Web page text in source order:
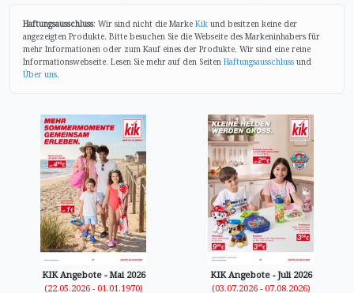
Haftungsausschluss: Wir sind nicht die Marke Kik und besitzen keine der
angezeigten Produkte. Bitte besuchen Sie die Webseite des Markeninhabers für
mehr Informationen oder zum Kauf eines der Produkte. Wir sind eine reine
Informationswebseite. Lesen Sie mehr auf den Seiten Haftungsausschluss und
Über uns.
KIK Angebote - Mai 2026
(22.05.2026 - 01.01.1970)
KIK Angebote - Juli 2026
(03.07.2026 - 07.08.2026)